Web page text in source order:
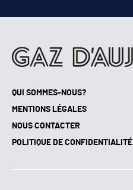
QUI SOMMES-NOUS?
MENTIONS LÉGALES
NOUS CONTACTER
POLITIQUE DE CONFIDENTIALITÉ